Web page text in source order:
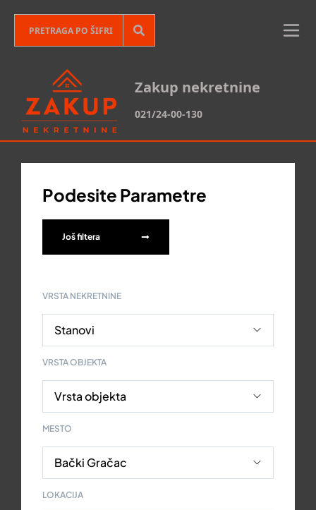
Zakup nekretnine
021/24-00-130
Podesite Parametre
Još filtera
VRSTA NEKRETNINE
VRSTA OBJEKTA
MESTO
LOKACIJA